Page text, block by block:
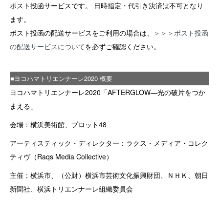
ポスト投函サービスです。 日時指定・代引き決済は不可となり
ます。
ポスト投函の配送サービスをご利用の場合は、
＞＞＞ポスト投函
の配送サービスについてを必ずご確認ください。
■ヨコハマトリエンナーレ2020 概要
ヨコハマトリエンナーレ2020「AFTERGLOW—光の破片をつか
まえる」
会場：横浜美術館、プロット48
アーティスティック・ディレクター：ラクス・メディア・コレク
ティヴ（Raqs Media Collective）
主催：横浜市、（公財）横浜市芸術文化振興財団、ＮＨＫ、朝日
新聞社、横浜トリエンナーレ組織委員会